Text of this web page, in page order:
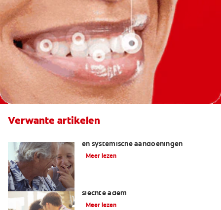
Verwante artikelen
en systemische aandoeningen
Meer lezen
slechte adem
Meer lezen